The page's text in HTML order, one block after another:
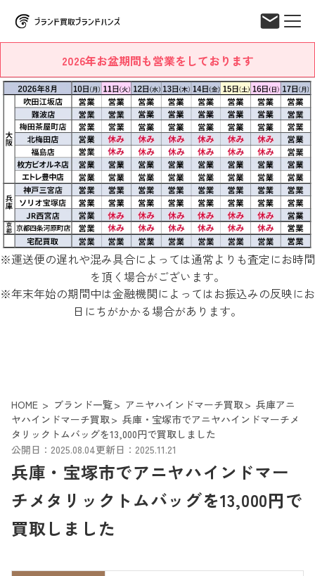
2026年お盆期間も営業をしております
※運送便の遅れや混み具合によっては通常よりも査定にお時間
を頂く場合がございます。
※年末年始の期間中は金融機関によってはお振込みの反映にお
日にちがかかる場合があります。
HOME ブランド一覧 アニヤハインドマーチ買取
兵庫アニ
ヤハインドマーチ買取
兵庫・宝塚市でアニヤハインドマーチメ
タリックトムバッグを13,000円で買取しました
公開日：2025.08.04更新日：2025.11.21
兵庫・宝塚市でアニヤハインドマー
チメタリックトムバッグを13,000円で
買取しました